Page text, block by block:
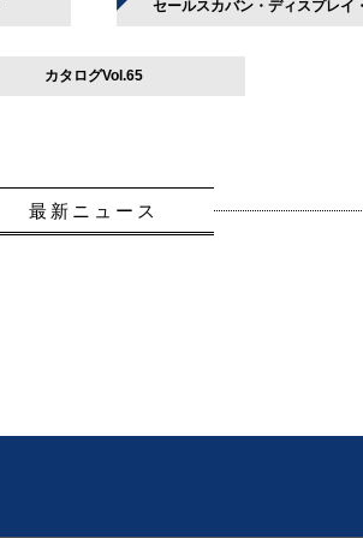
セールスカバン・ディスプレイ
カタログVol.65
最新ニュース